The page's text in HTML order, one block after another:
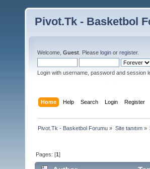
Pivot.Tk - Basketbol
Welcome, Guest . Please login or register.
Login with username, password and session
Home Help Search Login Register
Pivot.Tk - Basketbol Forumu » Site tanıtım»
Pages: [1]